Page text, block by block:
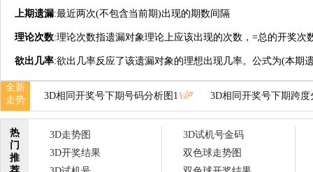
上期遗漏:最近两次(不包含当前期)出现的期数间隔
理论次数:理论次数指遗漏对象理论上应该出现的次数，=总的开奖次
欲出几率:欲出几率反应了该遗漏对象的理想出现几率。公式为(本期
全新
走势
3D相同开奖号下期号码分析图1 3D相同开奖号下期跨度
热
门
推
3D走势图
3D开奖结果
3D试机号金码
双色球走势图